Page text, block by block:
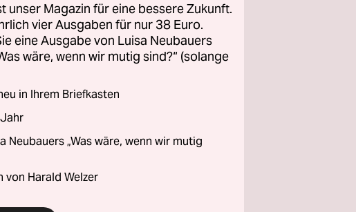
unser Magazin für eine bessere Zukunft.
vier Ausgaben für nur 38 Euro.
eine Ausgabe von Luisa Neubauers
wäre, wenn wir mutig sind?“ (solange
in Ihrem Briefkasten
Neubauers „Was wäre, wenn wir mutig
von Harald Welzer